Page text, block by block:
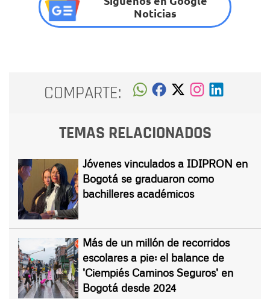
Noticias
COMPARTE:
TEMAS RELACIONADOS
Jóvenes vinculados a IDIPRON en
Bogotá se graduaron como
bachilleres académicos
Más de un millón de recorridos
escolares a pie: el balance de
'Ciempiés Caminos Seguros' en
Bogotá desde 2024